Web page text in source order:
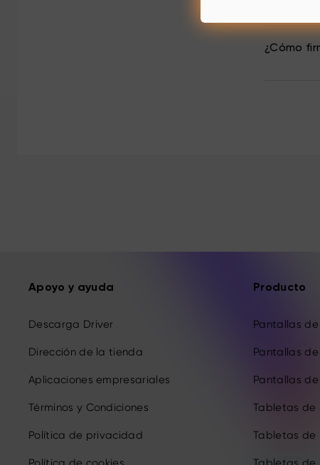
¿Cómo
Apoyo y ayuda
Descarga Driver
Dirección de la tienda
Aplicaciones empresariales
Términos y Condiciones
Política de privacidad
Producto
Pantallas
Pantallas
Pantallas
Tabletas de
Tabletas de